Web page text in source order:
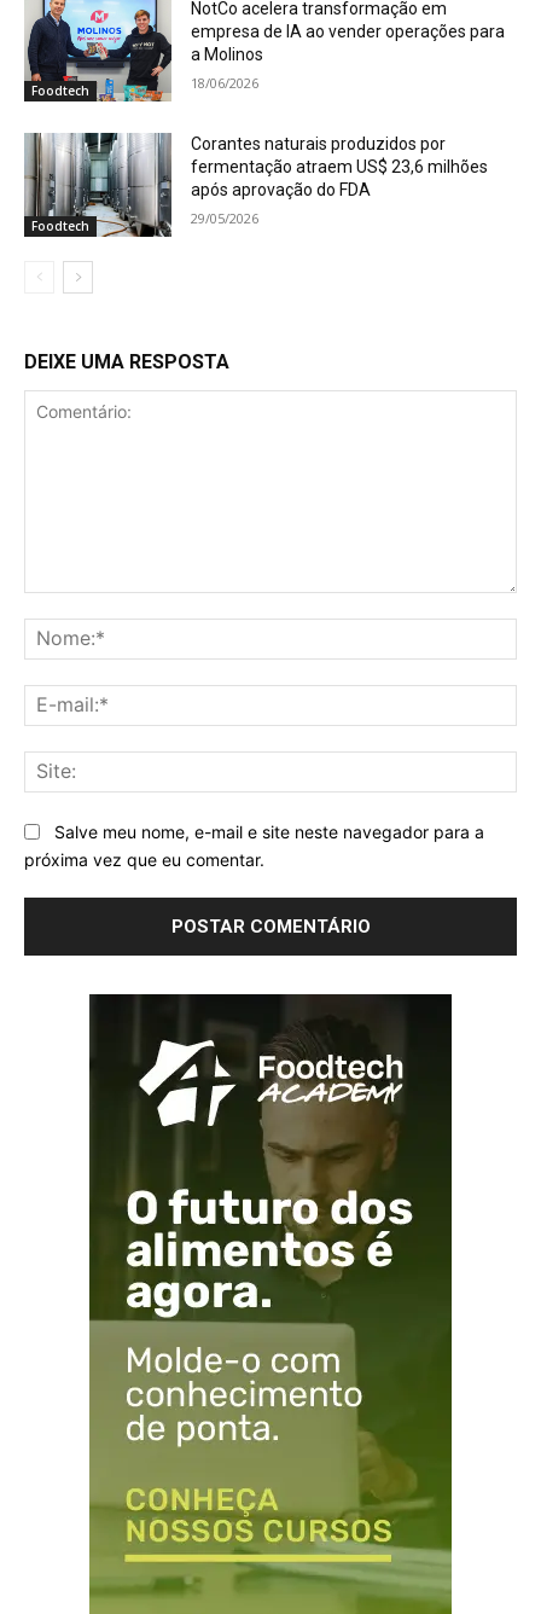
Foodtech
NotCo acelera transformação em
empresa de IA ao vender operações para
a Molinos
18/06/2026
Foodtech
Corantes naturais produzidos por
fermentação atraem US$ 23,6 milhões
após aprovação do FDA
29/05/2026
DEIXE UMA RESPOSTA
Salve meu nome, e-mail e site neste navegador para a
próxima vez que eu comentar.